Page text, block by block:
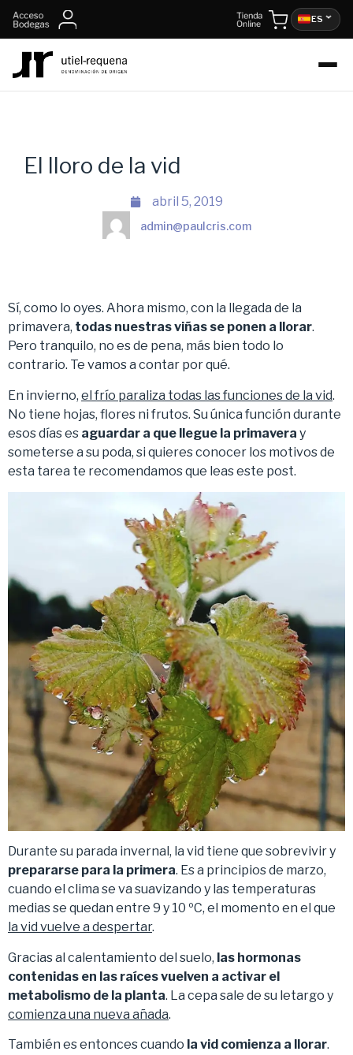
ES
El lloro de la vid
abril 5, 2019
admin@paulcris.com
Sí, como lo oyes. Ahora mismo, con la llegada de la
primavera, todas nuestras viñas se ponen a llorar.
Pero tranquilo, no es de pena, más bien todo lo
contrario. Te vamos a contar por qué.
En invierno, el frío paraliza todas las funciones de la vid.
No tiene hojas, flores ni frutos. Su única función durante
esos días es aguardar a que llegue la primavera y
someterse a su poda, si quieres conocer los motivos de
esta tarea te recomendamos que leas este post.
Durante su parada invernal, la vid tiene que sobrevivir y
prepararse para la primera. Es a principios de marzo,
cuando el clima se va suavizando y las temperaturas
medias se quedan entre 9 y 10 ºC, el momento en el que
la vid vuelve a despertar.
Gracias al calentamiento del suelo, las hormonas
contenidas en las raíces vuelven a activar el
metabolismo de la planta. La cepa sale de su letargo y
comienza una nueva añada.
También es entonces cuando la vid comienza a llorar.